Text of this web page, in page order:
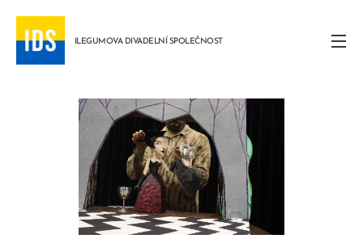
ILEGUMOVA DIVADELNÍ SPOLEČNOST